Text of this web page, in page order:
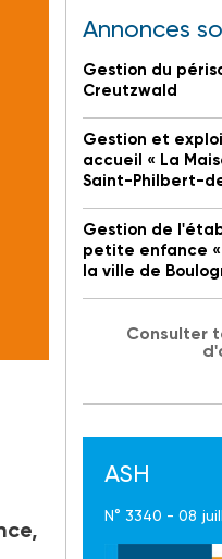
Annonces
Gestion du
Creutzwald
Gestion et
accueil « La
Saint-Philbert-
Gestion de
petite enfance «
la ville de
Consulter
ASH
N° 3340 - 08